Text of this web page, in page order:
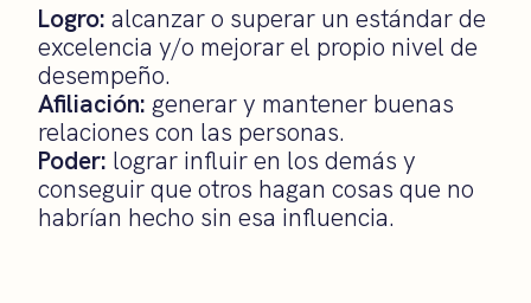
Logro: alcanzar o superar un estándar de
excelencia y/o mejorar el propio nivel de
desempeño.
Afiliación: generar y mantener buenas
relaciones con las personas.
Poder: lograr influir en los demás y
conseguir que otros hagan cosas que no
habrían hecho sin esa influencia.